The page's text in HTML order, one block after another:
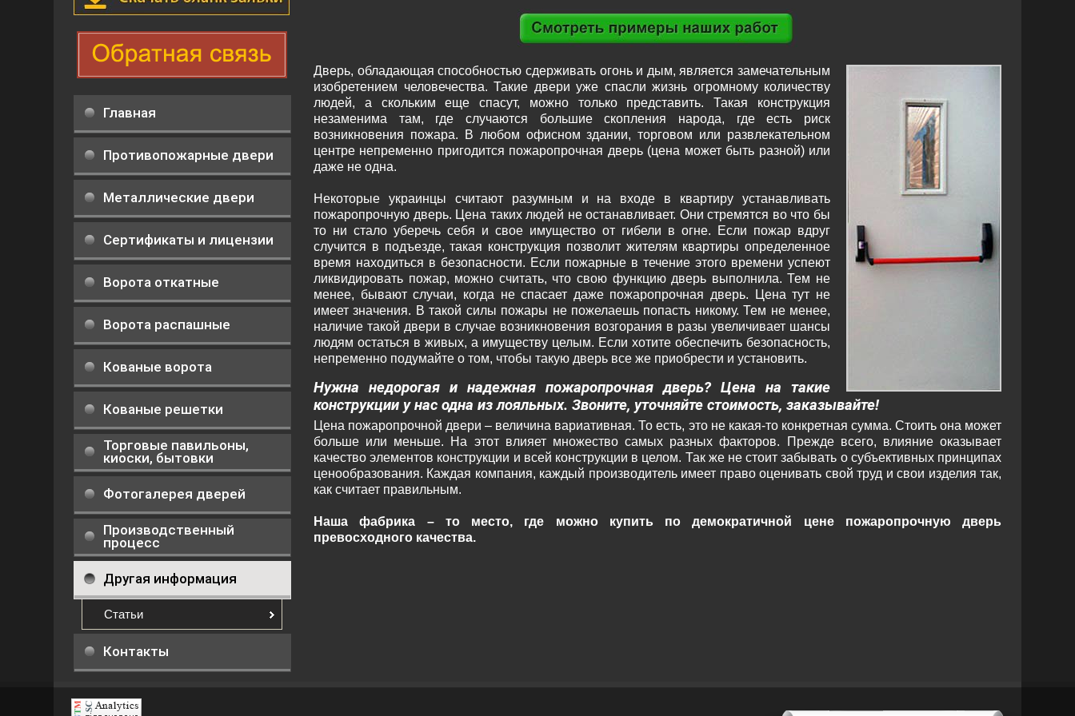
Главная
Противопожарные двери
Металлические двери
Сертификаты и лицензии
Ворота откатные
Ворота распашные
Кованые ворота
Кованые решетки
Торговые павильоны,
киоски, бытовки
Фотогалерея дверей
Производственный
процесс
Другая информация
Статьи
Контакты
Дверь, обладающая способностью сдерживать огонь и дым, является замечательным
изобретением человечества. Такие двери уже спасли жизнь огромному количеству
людей, а скольким еще спасут, можно только представить. Такая конструкция
незаменима там, где случаются большие скопления народа, где есть риск
возникновения пожара. В любом офисном здании, торговом или развлекательном
центре непременно пригодится пожаропрочная дверь (цена может быть разной) или
даже не одна.
Некоторые украинцы считают разумным и на входе в квартиру устанавливать
пожаропрочную дверь. Цена таких людей не останавливает. Они стремятся во что бы
то ни стало уберечь себя и свое имущество от гибели в огне. Если пожар вдруг
случится в подъезде, такая конструкция позволит жителям квартиры определенное
время находиться в безопасности. Если пожарные в течение этого времени успеют
ликвидировать пожар, можно считать, что свою функцию дверь выполнила. Тем не
менее, бывают случаи, когда не спасает даже пожаропрочная дверь. Цена тут не
имеет значения. В такой силы пожары не пожелаешь попасть никому. Тем не менее,
наличие такой двери в случае возникновения возгорания в разы увеличивает шансы
людям остаться в живых, а имуществу целым. Если хотите обеспечить безопасность,
непременно подумайте о том, чтобы такую дверь все же приобрести и установить.
Нужна недорогая и надежная пожаропрочная дверь? Цена на такие
конструкции у нас одна из лояльных. Звоните, уточняйте стоимость, заказывайте!
Цена пожаропрочной двери – величина вариативная. То есть, это не какая-то конкретная сумма. Стоить она может
больше или меньше. На этот влияет множество самых разных факторов. Прежде всего, влияние оказывает
качество элементов конструкции и всей конструкции в целом. Так же не стоит забывать о субъективных принципах
ценообразования. Каждая компания, каждый производитель имеет право оценивать свой труд и свои изделия так,
как считает правильным.
Наша фабрика – то место, где можно купить по демократичной цене пожаропрочную дверь
превосходного качества.